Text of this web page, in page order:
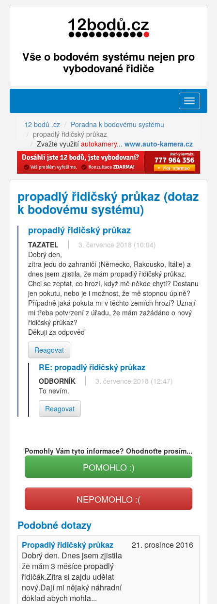
Vše o bodovém systému nejen pro
vybodované řidiče
Menu
12 bodů .cz
Poradna k bodovému systému
propadlý řidičský průkaz
Zvažte využití autokamery... www.auto-kamera.cz
propadlý řidičský průkaz (dotaz
k bodovému systému)
propadlý řidičský průkaz
TAZATEL
3. července 2018 (10:04)
Dobrý den,
zítra jedu do zahraničí (Německo, Rakousko, Itálie) a
dnes jsem zjistila, že mám propadlý řidičský průkaz.
Chci se zeptat, co hrozí, když mě někde chytí? Dostanu
jen pokutu, nebo je i možnost, že mě stopnou úplně?
Případně jaká pokuta mi v těchto zemích hrozí? Uznají
mi třeba potvrzení z úřadu, že mám zažádáno o nový
řidičský průkaz?
Děkuji za odpověď
Reagovat
RE: propadlý řidičský průkaz
ODBORNÍK
3. července 2018 (12:47)
To nevím.
Reagovat
Pomohly Vám tyto informace? Ohodnoťte prosím...
POMOHLO :)
NEPOMOHLO :(
Podobné dotazy
Propadlý řidičský průkaz
Dobrý den. Dnes jsem zjistila
že mám 3 měsíce propadlý
řidičák.Zítra si zajdu udělat
nový.Dají mi nějaký náhradní
doklad abych mohla...
21. prosince 2016